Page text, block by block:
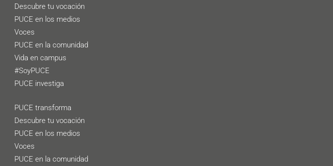
Descubre tu vocación
PUCE en los medios
Voces
PUCE en la comunidad
Vida en campus
#SoyPUCE
PUCE investiga
PUCE transforma
Descubre tu vocación
PUCE en los medios
Voces
PUCE en la comunidad